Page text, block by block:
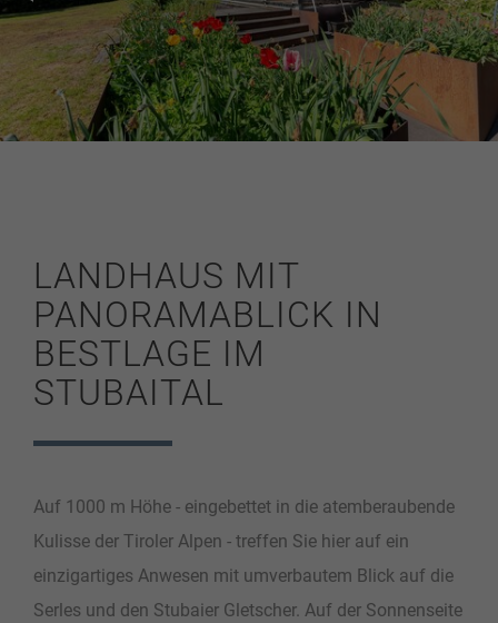
LANDHAUS MIT
PANORAMABLICK IN
BESTLAGE IM
STUBAITAL
Auf 1000 m Höhe - eingebettet in die atemberaubende
Kulisse der Tiroler Alpen - treffen Sie hier auf ein
einzigartiges Anwesen mit umverbautem Blick auf die
Serles und den Stubaier Gletscher. Auf der Sonnenseite